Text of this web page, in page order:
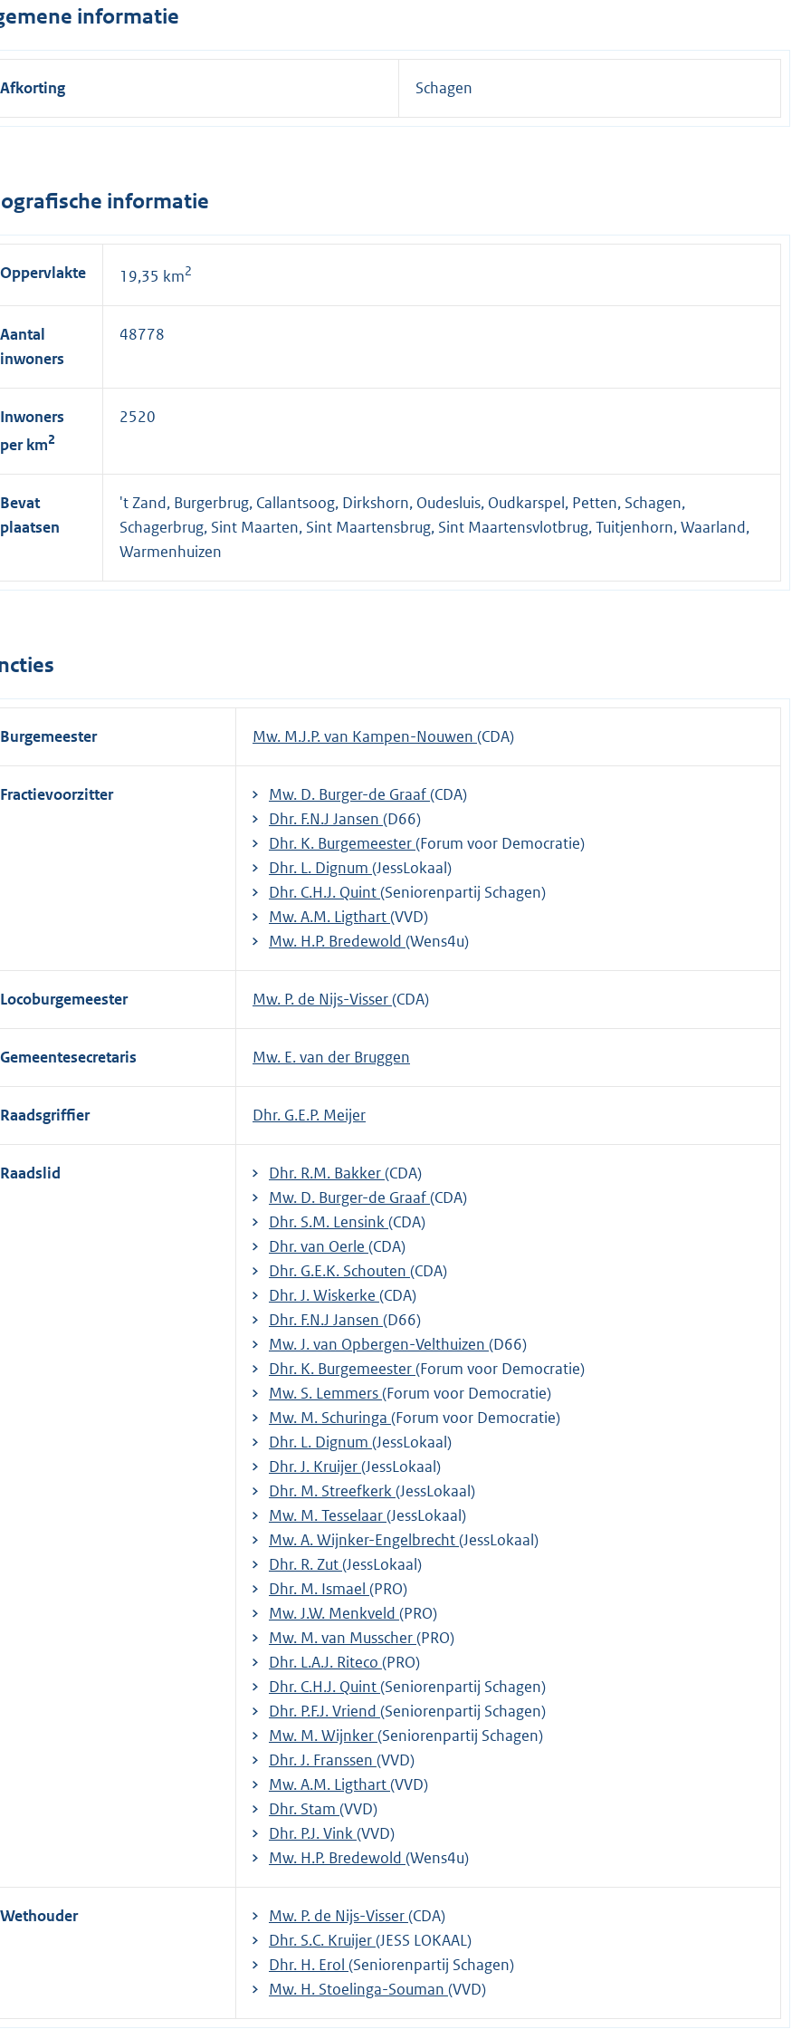
informatie
Afkorting Schagen
informatie
Oppervlakte 19,35 km2
Aantal
inwoners
48778
Inwoners
per km2
2520
Bevat
plaatsen
't Zand, Burgerbrug, Callantsoog, Dirkshorn, Oudesluis, Oudkarspel, Petten, Schagen,
Schagerbrug, Sint Maarten, Sint Maartensbrug, Sint Maartensvlotbrug, Tuitjenhorn, Waarland,
Warmenhuizen
Burgemeester Mw. M.J.P. van Kampen-Nouwen (CDA)
Fractievoorzitter Mw. D. Burger-de Graaf(CDA)
Dhr. F.N.J Jansen (D66)
Dhr. K. Burgemeester(Forum voor Democratie)
Dhr. L. Dignum (JessLokaal)
Dhr. C.H.J. Quint(Seniorenpartij Schagen)
Mw. A.M. Ligthart(VVD)
Mw. H.P. Bredewold (Wens4u)
Locoburgemeester Mw. P. de Nijs-Visser(CDA)
Gemeentesecretaris Mw. E. van der Bruggen
Raadsgriffier Dhr. G.E.P. Meijer
Raadslid Dhr. R.M. Bakker(CDA)
Mw. D. Burger-de Graaf(CDA)
Dhr. S.M. Lensink(CDA)
Dhr. van Oerle (CDA)
Dhr. G.E.K. Schouten (CDA)
Dhr. J. Wiskerke (CDA)
Dhr. F.N.J Jansen (D66)
Mw. J. van Opbergen-Velthuizen (D66)
Dhr. K. Burgemeester(Forum voor Democratie)
Mw. S. Lemmers(Forum voor Democratie)
Mw. M. Schuringa (Forum voor Democratie)
Dhr. L. Dignum (JessLokaal)
Dhr. J. Kruijer(JessLokaal)
Dhr. M. Streefkerk(JessLokaal)
Mw. M. Tesselaar(JessLokaal)
Mw. A. Wijnker-Engelbrecht(JessLokaal)
Dhr. R. Zut(JessLokaal)
Dhr. M. Ismael (PRO)
Mw. J.W. Menkveld (PRO)
Mw. M. van Musscher(PRO)
Dhr. L.A.J. Riteco (PRO)
Dhr. C.H.J. Quint(Seniorenpartij Schagen)
Dhr. P.F.J. Vriend (Seniorenpartij Schagen)
Mw. M. Wijnker(Seniorenpartij Schagen)
Dhr. J. Franssen (VVD)
Mw. A.M. Ligthart(VVD)
Dhr. Stam (VVD)
Dhr. P.J. Vink(VVD)
Mw. H.P. Bredewold (Wens4u)
Wethouder Mw. P. de Nijs-Visser(CDA)
Dhr. S.C. Kruijer(JESS LOKAAL)
Dhr. H. Erol (Seniorenpartij Schagen)
Mw. H. Stoelinga-Souman (VVD)